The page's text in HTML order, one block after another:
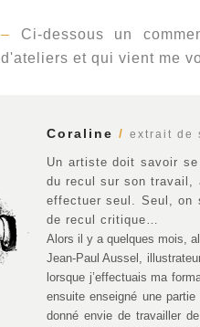
Coraline / extrait de
Un artiste doit savoir
du recul sur son travail,
effectuer seul. Seul, on
de recul critique…
Alors il y a quelques mois,
Jean-Paul Aussel,
lorsque j’effectuais ma
ensuite enseigné une
donné envie de travailler
– Ci-dessous un
d'ateliers et qui vient me